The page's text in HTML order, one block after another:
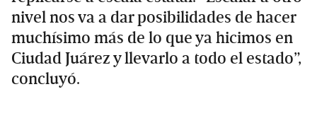
nivel nos va a dar posibilidades de hacer
muchísimo más de lo que ya hicimos en
Ciudad Juárez y llevarlo a todo el estado”,
concluyó.